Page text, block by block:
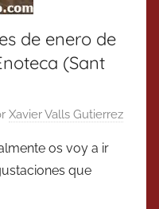
de enero de
(Sant
Xavier Valls Gutierrez
os voy a ir
que